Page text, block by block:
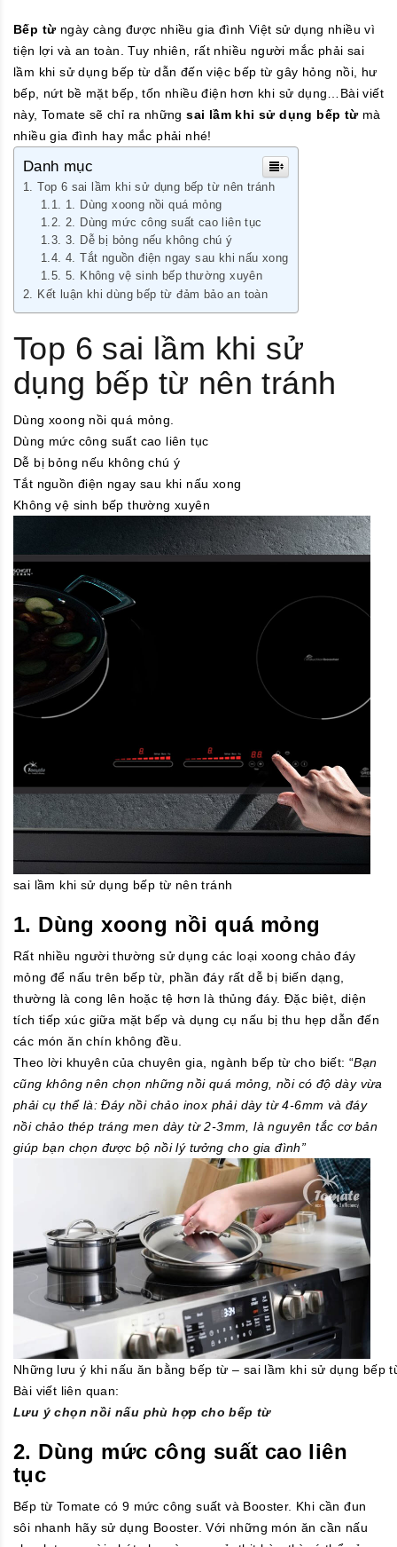
Bếp từngày càng được nhiều gia đình Việt sử dụng nhiều vì
tiện lợi và an toàn. Tuy nhiên, rất nhiều người mắc phải sai
lầm khi sử dụng bếp từ dẫn đến việc bếp từ gây hỏng nồi, hư
bếp, nứt bề mặt bếp, tốn nhiều điện hơn khi sử dụng…Bài viết
này, Tomate sẽ chỉ ra nhữngsai lầm khi sử dụng bếp từmà
nhiều gia đình hay mắc phải nhé!
Danh mục
Top 6 sai lầm khi sử dụng bếp từ nên tránh
1. Dùng xoong nồi quá mỏng
2. Dùng mức công suất cao liên tục
3. Dễ bị bỏng nếu không chú ý
4. Tắt nguồn điện ngay sau khi nấu xong
5. Không vệ sinh bếp thường xuyên
Kết luận khi dùng bếp từ đảm bảo an toàn
Top 6 sai lầm khi sử
dụng bếp từ nên tránh
Dùng xoong nồi quá mỏng.
Dùng mức công suất cao liên tục
Dễ bị bỏng nếu không chú ý
Tắt nguồn điện ngay sau khi nấu xong
Không vệ sinh bếp thường xuyên
sai lầm khi sử dụng bếp từ nên tránh
1. Dùng xoong nồi quá mỏng
Rất nhiều người thường sử dụng các loại xoong chảo đáy
mỏng để nấu trên bếp từ, phần đáy rất dễ bị biến dạng,
thường là cong lên hoặc tệ hơn là thủng đáy. Đặc biệt, diện
tích tiếp xúc giữa mặt bếp và dụng cụ nấu bị thu hẹp dẫn đến
các món ăn chín không đều.
Theo lời khuyên của chuyên gia, ngành bếp từ cho biết: “Bạn
cũng không nên chọn những nồi quá mỏng, nồi có độ dày vừa
phải cụ thể là: Đáy nồi chảo inox phải dày từ 4-6mm và đáy
nồi chảo thép tráng men dày từ 2-3mm, là nguyên tắc cơ bản
giúp bạn chọn được bộ nồi lý tưởng cho gia đình”
Những lưu ý khi nấu ăn bằng bếp từ – sai lầm khi sử dụng bếp
Bài viết liên quan:
Lưu ý chọn nồi nấu phù hợp cho bếp từ
2. Dùng mức công suất cao liên
tục
Bếp từ Tomate có 9 mức công suất và Booster. Khi cần đun
sôi nhanh hãy sử dụng Booster. Với những món ăn cần nấu